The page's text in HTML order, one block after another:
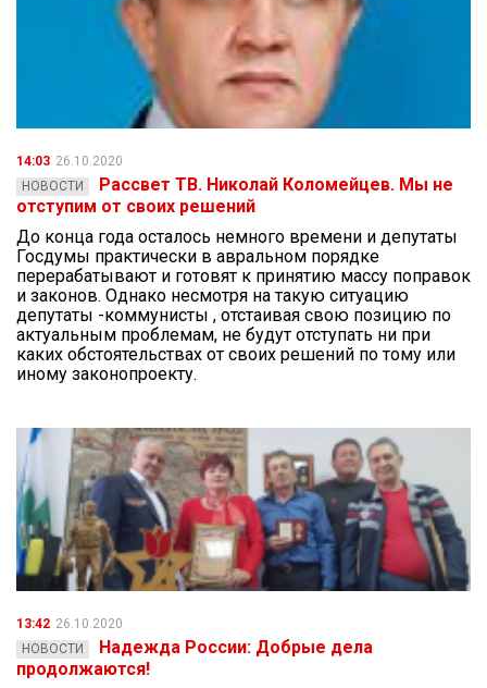
14:03 26.10.2020
НОВОСТИ
Рассвет ТВ. Николай Коломейцев. Мы не
отступим от своих решений
До конца года осталось немного времени и депутаты
Госдумы практически в авральном порядке
перерабатывают и готовят к принятию массу поправок
и законов. Однако несмотря на такую ситуацию
депутаты -коммунисты , отстаивая свою позицию по
актуальным проблемам, не будут отступать ни при
каких обстоятельствах от своих решений по тому или
иному законопроекту.
13:42 26.10.2020
НОВОСТИ
Надежда России: Добрые дела
продолжаются!